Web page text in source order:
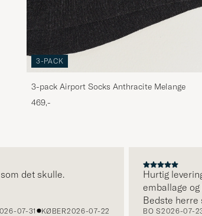
3-PACK
3-pack Airport Socks Anthracite Melange
469,-
det skulle.
31 KØBER2026-07-22
Hurtig levering,
emballage og
Bedste herre
BO S2026-07-23